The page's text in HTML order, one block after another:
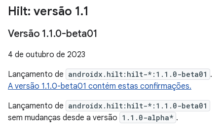
Hilt: versão 1.1
Versão 1.1.0-beta01
4 de outubro de 2023
Lançamento de androidx.hilt:hilt-*:1.1.0-beta01 .
A versão 1.1.0-beta01 contém estas confirmações.
Lançamento de androidx.hilt:hilt-*:1.1.0-beta01
sem mudanças desde a versão 1.1.0-alpha* .